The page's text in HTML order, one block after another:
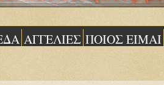
ΑΓΓΕΛΙΕΣ ΠΟΙΟΣ ΕΙΜΑΙ